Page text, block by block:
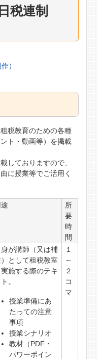
税連制
）
税教育のための各種
ト・動画等）を掲載
しておりますので、
に授業等でご活用く
所
要
時
間
身が講師（又は補
として租税教室
実施する際のテキ
。
授業準備にあ
たっての注意
事項
授業シナリオ
教材（PDF・
パワーポイン
１
～
２
コ
マ